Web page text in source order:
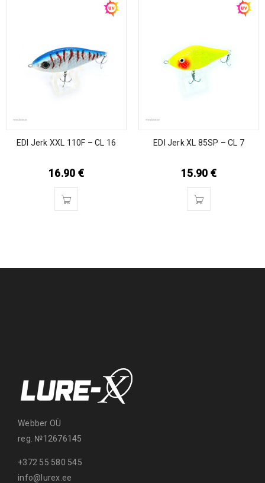
EDI Jerk XXL 110F – CL 16
16.90 €
EDI Jerk XL 85SP – CL 7
15.90 €
Webber OÜ
reg. №12676145
+372 55 580 545
info@lurex.ee